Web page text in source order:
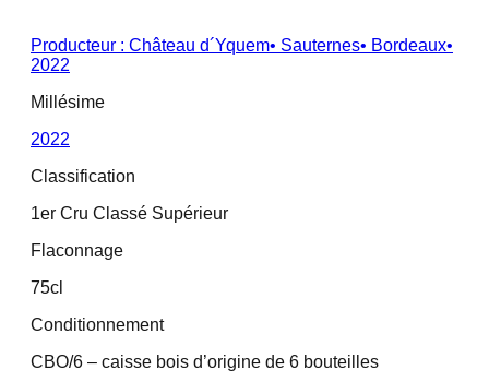
Producteur : Château d´Yquem• Sauternes• Bordeaux•
2022
Millésime
2022
Classification
1er Cru Classé Supérieur
Flaconnage
75cl
Conditionnement
CBO/6 – caisse bois d’origine de 6 bouteilles